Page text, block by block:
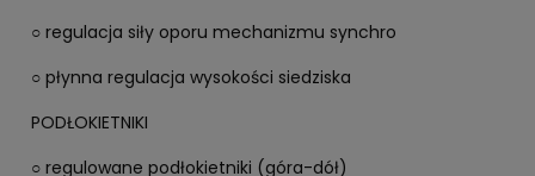
○ regulacja siły oporu mechanizmu synchro
○ płynna regulacja wysokości siedziska
PODŁOKIETNIKI
○ regulowane podłokietniki (góra-dół)